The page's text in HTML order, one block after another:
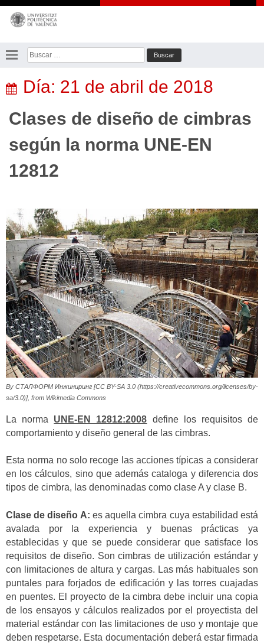
Saltar
contenido
Buscar:
Día: 21 de abril de 2018
Clases de diseño de cimbras
según la norma UNE-EN
12812
By СТАЛФОРМ Инжиниринг [CC BY-SA 3.0 (https://creativecommons.org/licenses/by-
sa/3.0)], from Wikimedia Commons
La norma UNE-EN 12812:2008 define los requisitos de
comportamiento y diseño general de las cimbras.
Esta norma no solo recoge las acciones típicas a considerar
en los cálculos, sino que además cataloga y diferencia dos
tipos de cimbra, las denominadas como clase A y clase B.
Clase de diseño A: es aquella cimbra cuya estabilidad está
avalada por la experiencia y buenas prácticas ya
establecidas y que se puede considerar que satisface los
requisitos de diseño. Son cimbras de utilización estándar y
con limitaciones de altura y cargas. Las más habituales son
puntales para forjados de edificación y las torres cuajadas
en puentes. El proyecto de la cimbra debe incluir una copia
de los ensayos y cálculos realizados por el proyectista del
material estándar con las limitaciones de uso y montaje que
deben respetarse. Esta documentación deberá estar firmada